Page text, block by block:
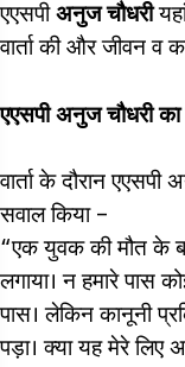
एएसपीअनुज चौधरी
वार्ता की और जीवन व
एएसपी अनुज चौधरी
वार्ता के दौरान
सवाल किया –
“एक युवक की मौत के
लगाया। न हमारे पास
पास। लेकिन कानूनी
पड़ा। क्या यह मेरे लिए